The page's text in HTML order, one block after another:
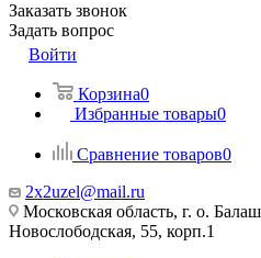
Заказать звонок
Задать вопрос
Войти
Корзина0
Избранные товары0
Сравнение товаров0
2x2uzel@mail.ru
Московская область, г. о.
Новослободская, 55, корп.1